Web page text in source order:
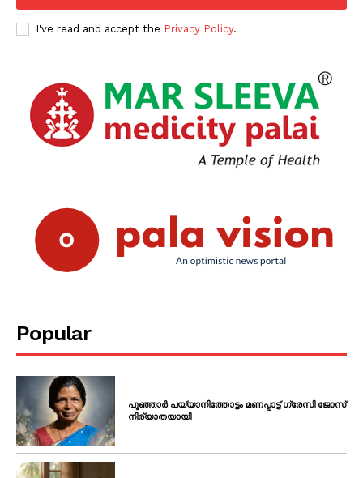
I've read and accept the Privacy Policy.
Popular
പൂഞ്ഞാർ പയ്യാനിത്തോട്ടം മണപ്പാട്ട് ഗ്രേസി ജോസ്
നിര്യാതയായി